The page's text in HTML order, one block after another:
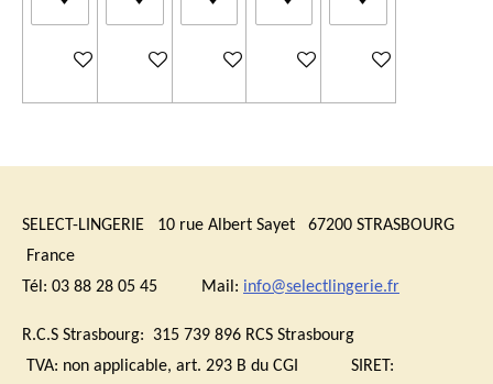
Ajouter au panierAjouter au panierAjouter au panierAjouter au panierAjouter au panier
SELECT-LINGERIE 10 rue Albert Sayet 67200 STRASBOURG
France
Tél: 03 88 28 05 45 Mail: info@selectlingerie.fr
R.C.S Strasbourg: 315 739 896 RCS Strasbourg
TVA: non applicable, art. 293 B du CGI SIRET: